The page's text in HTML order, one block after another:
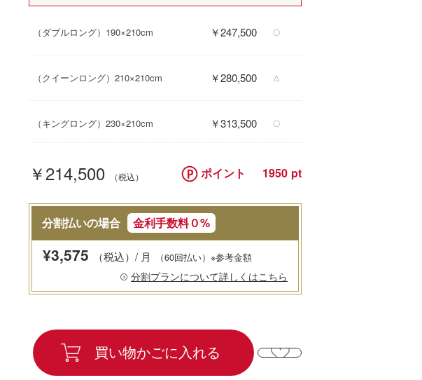
￥214,500 ポイント 1950
分割払いの場合 金利手数料０%
¥3,575 （税込）/ 月 （60回払い）※参考金額
分割プランについて詳しくはこちら
（ダブルロング）190×210cm ￥247,500 〇
（クイーンロング）210×210cm ￥280,500 △
（キングロング）230×210cm ￥313,500 〇
買い物かごに入れる